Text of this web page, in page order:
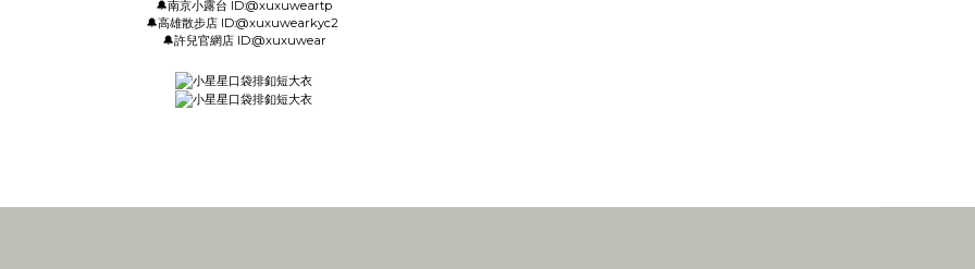
🔔南京小露台 ID:@xuxuweartp
🔔高雄散步店 ID:@xuxuwearkyc2
🔔許兒官網店 ID:@xuxuwear